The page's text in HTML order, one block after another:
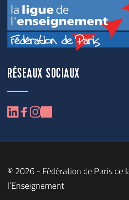
RÉSEAUX SOCIAUX
© 2026 - Fédération de Paris de
l’Enseignement